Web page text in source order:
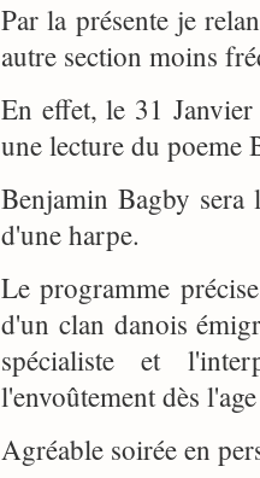
Par la présente je
autre section moins
En effet, le 31
une lecture du
Benjamin Bagby sera
d'une harpe.
Le programme
d'un clan danois
spécialiste et
l'envoûtement dès
Agréable soirée en